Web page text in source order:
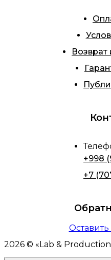
Возврат
+998
+7
2026 © « Lab &